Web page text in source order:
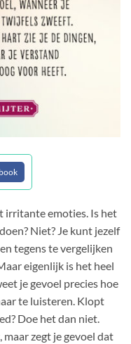
irritante emoties. Is het
Niet? Je kunt jezelf
tegens te vergelijken
eigenlijk is het heel
je gevoel precies hoe
te luisteren. Klopt
Doe het dan niet.
zegt je gevoel dat